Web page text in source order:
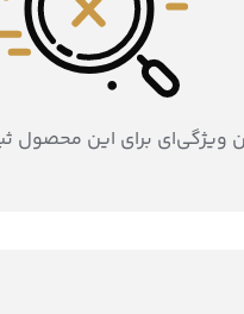
ویژگی‌ای برای این محصول